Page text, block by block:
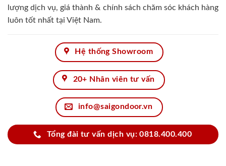
lượng dịch vụ, giá thành & chính sách chăm sóc khách hàng
luôn tốt nhất tại Việt Nam.
Hệ thống Showroom
20+ Nhân viên tư vấn
info@saigondoor.vn
Tổng đài tư vấn dịch vụ: 0818.400.400